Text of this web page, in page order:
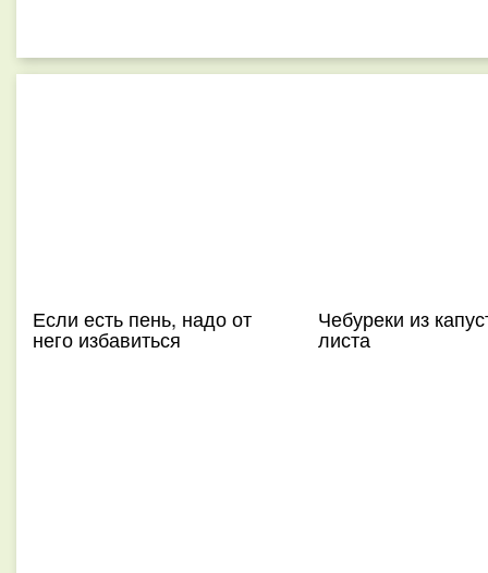
Если есть пень, надо от
него избавиться
Чебуреки из
листа